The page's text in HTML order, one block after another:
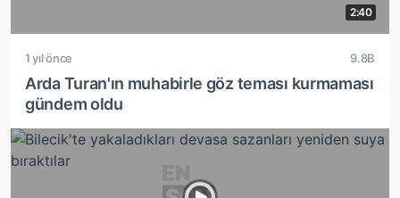
2:40
1 yıl önce 9.8B
Arda Turan'ın muhabirle göz teması kurmaması
gündem oldu